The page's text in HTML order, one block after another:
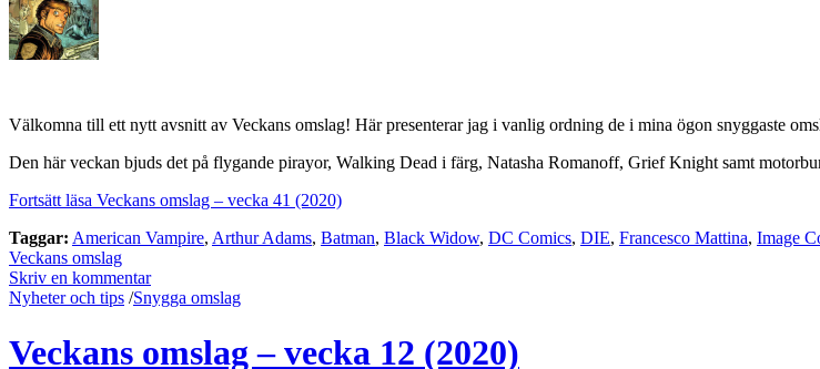
Välkomna till ett nytt avsnitt av Veckans omslag! Här presenterar jag i vanlig ordning de i mina ögon snyggaste
Den här veckan bjuds det på flygande pirayor, Walking Dead i färg, Natasha Romanoff, Grief Knight samt
Fortsätt läsa Veckans omslag – vecka 41 (2020)
Taggar: American Vampire, Arthur Adams, Batman, Black Widow, DC Comics, DIE, Francesco Mattina, Image
Veckans omslag
Skriv en kommentar
Nyheter och tips /Snygga omslag
Veckans omslag – vecka 12 (2020)